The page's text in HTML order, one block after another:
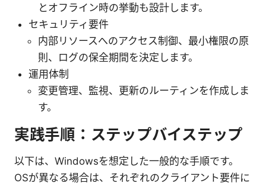
とオフライン時の挙動も設計します。
セキュリティ要件
内部リソースへのアクセス制御、最小権限の原
則、ログの保全期間を決定します。
運用体制
変更管理、監視、更新のルーティンを作成しま
す。
実践手順：ステップバイステップ
以下は、Windowsを想定した一般的な手順です。
OSが異なる場合は、それぞれのクライアント要件に